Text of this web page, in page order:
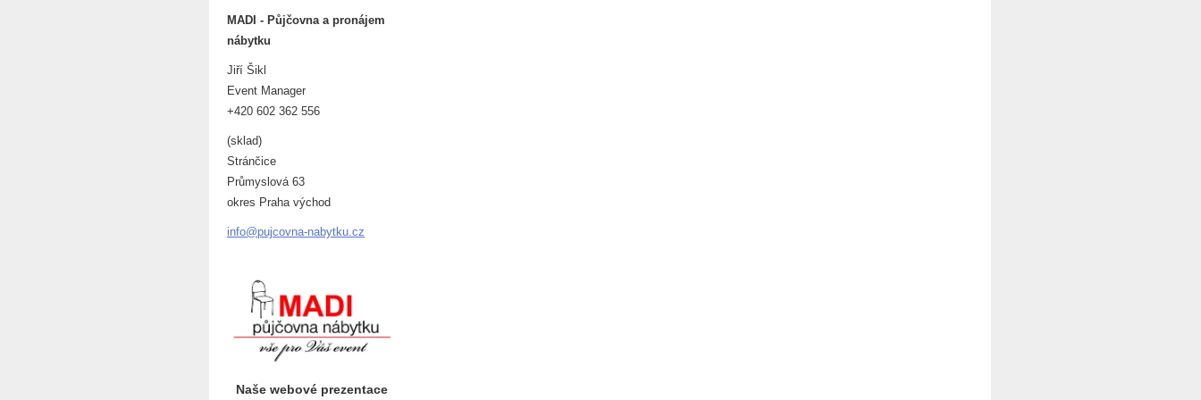
MADI - Půjčovna a pronájem
nábytku
Jiří Šikl
Event Manager
+420 602 362 556
(sklad)
Stránčice
Průmyslová 63
okres Praha východ
info@pujcovna-nabytku.cz
Naše webové prezentace